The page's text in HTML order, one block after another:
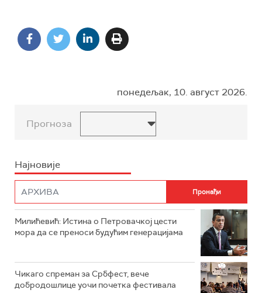
понедељак, 10. август 2026.
Прогноза
Најновије
Милићевић: Истина о Петровачкој цести
мора да се преноси будућим генерацијама
Чикаго спреман за Србфест, вече
добродошлице уочи почетка фестивала